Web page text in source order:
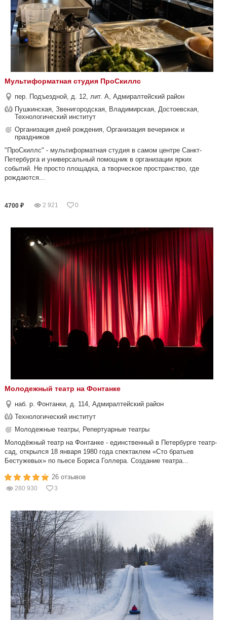
Мультиформатная студия ПроСкиллс
пер. Подъездной, д. 12, лит. А, Адмиралтейский район
Пушкинская, Звенигородская, Владимирская, Достоевская,
Технологический институт
Организация дней рождения, Организация вечеринок и
праздников
"ПроСкиллс" - мультиформатная студия в самом центре Санкт-
Петербурга и универсальный помощник в организации ярких
событий. Не просто площадка, а творческое пространство, где
рождаются...
4700 ₽ 2 921 0
Молодежный театр на Фонтанке
наб. р. Фонтанки, д. 114, Адмиралтейский район
Технологический институт
Молодежные театры, Репертуарные театры
Молодёжный театр на Фонтанке - единственный в Петербурге театр-
сад, открылся 18 января 1980 года спектаклем «Сто братьев
Бестужевых» по пьесе Бориса Голлера. Создание театра...
26 отзывов
280 930 3